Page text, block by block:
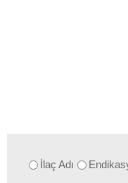
İlaç Adı